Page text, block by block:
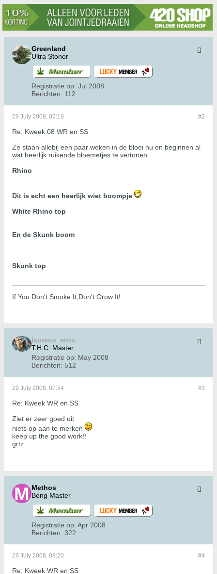
Greenland
Ultra Stoner
Registratie op: Jul 2008
Berichten: 112
#2
29 July 2008, 02:19
Re: Kweek 08 WR en SS
Ze staan allebij een paar weken in de bloei nu en beginnen al
wat heerlijk ruikende bloemetjes te vertonen.
Rhino
Dit is echt een heerlijk wiet boompje
White Rhino top
En de Skunk boom
Skunk top
If You Don't Smoke It,Don't Grow It!
laurens_enzu
T.H.C. Master
Registratie op: May 2008
Berichten: 512
#3
29 July 2008, 07:54
Re: Kweek WR en SS
Ziet er zeer goed uit.
niets op aan te merken
keep up the good work!!
grtz
Methos
Bong Master
Registratie op: Apr 2008
Berichten: 322
#4
29 July 2008, 08:20
Re: Kweek WR en SS